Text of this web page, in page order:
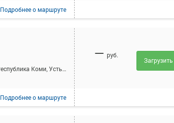
Подробнеео маршруте
Айкино с. АС, Россия, Республика Коми, Усть-Вымский район, село Айкино, Центральная ул, 189А
Подробнеео маршруте
— руб.